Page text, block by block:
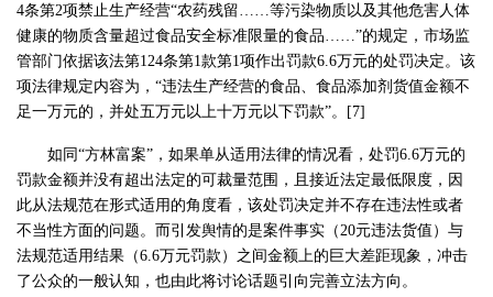
4条第2项禁止生产经营“农药残留……等污染物质以及其他危害人体
健康的物质含量超过食品安全标准限量的食品……”的规定，市场监
管部门依据该法第124条第1款第1项作出罚款6.6万元的处罚决定。该
项法律规定内容为，“违法生产经营的食品、食品添加剂货值金额不
足一万元的，并处五万元以上十万元以下罚款”。[7]
如同“方林富案”，如果单从适用法律的情况看，处罚6.6万元的
罚款金额并没有超出法定的可裁量范围，且接近法定最低限度，因
此从法规范在形式适用的角度看，该处罚决定并不存在违法性或者
不当性方面的问题。而引发舆情的是案件事实（20元违法货值）与
法规范适用结果（6.6万元罚款）之间金额上的巨大差距现象，冲击
了公众的一般认知，也由此将讨论话题引向完善立法方向。